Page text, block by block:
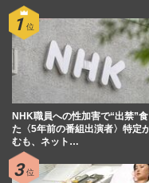
NHK職員への性加害で“出禁”
た〈5年前の番組出演者〉特定
むも、ネット…